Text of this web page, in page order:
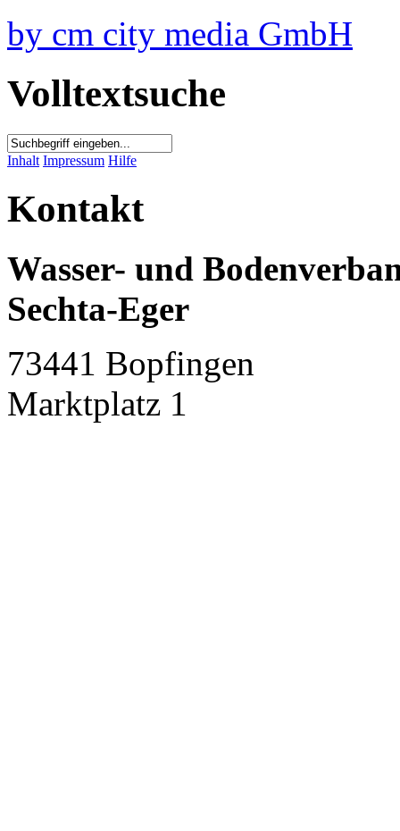
by cm city media GmbH
Volltextsuche
Inhalt Impressum Hilfe
Kontakt
Wasser- und
Sechta-Eger
73441 Bopfingen
Marktplatz 1